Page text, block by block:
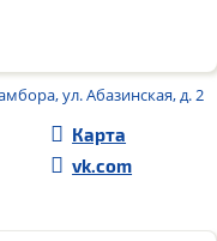
ул. Абазинская, д. 2
Карта
vk.com